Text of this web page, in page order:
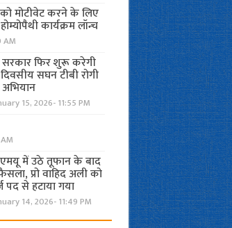
मोटीवेट करने के लिए
कार्यक्रम लॉन्च
AM
सरकार फिर शुरू करेगी
सघन टीबी रोगी
15, 2026- 11:55 PM
में उठे तूफान के बाद
प्रो वाहिद अली को
पद से हटाया गया
14, 2026- 11:49 PM